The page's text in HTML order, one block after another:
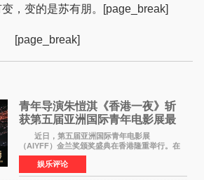
，变的是苏有朋。[page_break]
[page_break]
青年导演朱愷淇《香港一夜》斩
获第五届亚洲国际青年电影展最
佳剧本改编奖
近日，第五届亚洲国际青年电影展
（AIYFF）金兰奖颁奖盛典在香港隆重举行。在
这场汇聚数百位海内外电影人、文化界人士及媒
体代表的亚洲青年影视盛会上，香港本土电影
《香港一夜》（Dawn in Ho
娱乐评论